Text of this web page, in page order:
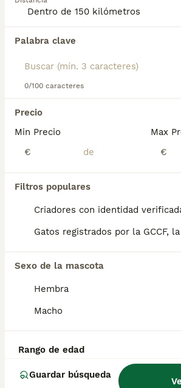
Palabra clave
0/100 caracteres
Precio
Min Precio
€
Max
€
Filtros populares
Criadores con identidad
Gatos registrados por la GCCF,
Sexo de la mascota
Hembra
Macho
Rango de edad
Guardar búsqueda
Encontramos 0 Cartujo Gatos
Si deseas exactamente esta
búsqueda y espera el
Preguntas frecuentes
¿Cuánto vale un gato
cartujo?
El coste de adquisición de esta
reputación del criador y la
geográfica. Es fundamental
criadores responsables que
Informarse bien y comparar
¿Qué es un gato